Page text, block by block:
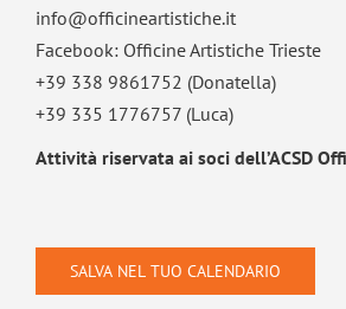
info@officineartistiche.it
Facebook: Officine Artistiche Trieste
+39 338 9861752 (Donatella)
+39 335 1776757 (Luca)
Attività riservata ai soci dell’ACSD
SALVA NEL TUO CALENDARIO